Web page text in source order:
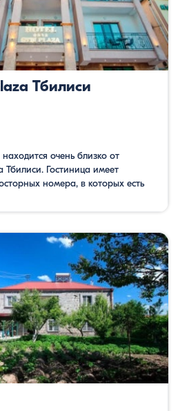
Тбилиси
очень близко от
Тбилиси. Гостиница имеет
номера, в которых есть
красивая панорама на город и
зале для конференций удобно
…